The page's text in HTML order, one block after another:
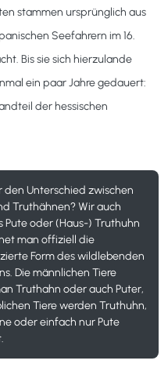
stammen ursprünglich aus
Seefahrern im 16.
Bis sie sich hierzulande
ein paar Jahre gedauert:
der hessischen
den Unterschied zwischen
Truthähnen? Wir auch
Pute oder (Haus-) Truthuhn
man offiziell die
Form des wildlebenden
Die männlichen Tiere
Truthahn oder auch Puter,
Tiere werden Truthuhn,
oder einfach nur Pute